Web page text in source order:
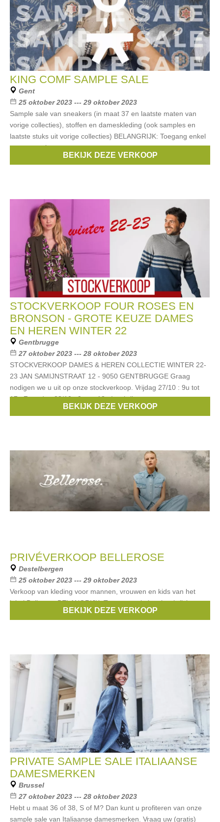
KING COMF SAMPLE SALE
Gent
25 oktober 2023 --- 29 oktober 2023
Sample sale van sneakers (in maat 37 en laatste maten van
vorige collecties), stoffen en dameskleding (ook samples en
laatste stuks uit vorige collecties) BELANGRIJK: Toegang enkel
na reservatie.
King Comf
BEKIJK DEZE VERKOOP
STOCKVERKOOP FOUR ROSES EN
BRONSON - GROTE KEUZE DAMES
EN HEREN WINTER 22
Gentbrugge
27 oktober 2023 --- 28 oktober 2023
STOCKVERKOOP DAMES & HEREN COLLECTIE WINTER 22-
23 JAN SAMIJNSTRAAT 12 - 9050 GENTBRUGGE Graag
nodigen we u uit op onze stockverkoop. Vrijdag 27/10 : 9u tot
17u Zaterdag 28/10 : 9u tot 12u Inschrijven
Bronson,FOUR ROSES
BEKIJK DEZE VERKOOP
PRIVÉVERKOOP BELLEROSE
Destelbergen
25 oktober 2023 --- 29 oktober 2023
Verkoop van kleding voor mannen, vrouwen en kids van het
label Bellerose BELANGRIJK: Toegang enkel na inschrijving.
BelleroseBEKIJK DEZE VERKOOP
PRIVATE SAMPLE SALE ITALIAANSE
DAMESMERKEN
Brussel
27 oktober 2023 --- 28 oktober 2023
Hebt u maat 36 of 38, S of M? Dan kunt u profiteren van onze
sample sale van Italiaanse damesmerken. Vraag uw (gratis)